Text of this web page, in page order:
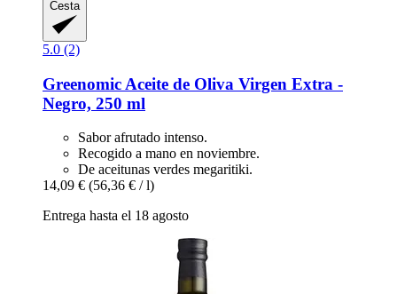
Cesta
5.0 (2)
Greenomic Aceite de Oliva Virgen Extra -​
Negro, 250 ml
Sabor afrutado intenso.
Recogido a mano en noviembre.
De aceitunas verdes megaritiki.
14,09 € (56,36 € / l)
Entrega hasta el 18 agosto